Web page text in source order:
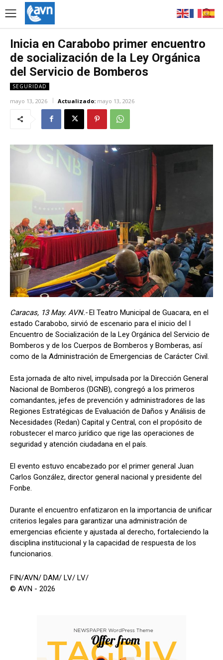
Inicia en Carabobo primer encuentro
de socialización de la Ley Orgánica
del Servicio de Bomberos
SEGURIDAD
mayo 13, 2026 Actualizado: mayo 13, 2026
Caracas, 13 May. AVN.-El Teatro Municipal de Guacara, en el
estado Carabobo, sirvió de escenario para el inicio del I
Encuentro de Socialización de la Ley Orgánica del Servicio de
Bomberos y de los Cuerpos de Bomberos y Bomberas, así
como de la Administración de Emergencias de Carácter Civil.
Esta jornada de alto nivel, impulsada por la Dirección General
Nacional de Bomberos (DGNB), congregó a los primeros
comandantes, jefes de prevención y administradores de las
Regiones Estratégicas de Evaluación de Daños y Análisis de
Necesidades (Redan) Capital y Central, con el propósito de
robustecer el marco jurídico que rige las operaciones de
seguridad y atención ciudadana en el país.
El evento estuvo encabezado por el primer general Juan
Carlos González, director general nacional y presidente del
Fonbe.
Durante el encuentro enfatizaron en la importancia de unificar
criterios legales para garantizar una administración de
emergencias eficiente y ajustada al derecho, fortaleciendo la
disciplina institucional y la capacidad de respuesta de los
funcionarios.
FIN/AVN/ DAM/ LV/ LV/
© AVN - 2026